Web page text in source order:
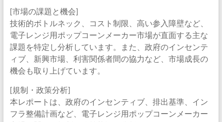
[市場の課題と機会]
技術的ボトルネック、コスト制限、高い参入障壁など、
電子レンジ用ポップコーンメーカー市場が直面する主な
課題を特定し分析しています。また、政府のインセンテ
ィブ、新興市場、利害関係者間の協力など、市場成長の
機会も取り上げています。
[規制・政策分析]
本レポートは、政府のインセンティブ、排出基準、イン
フラ整備計画など、電子レンジ用ポップコーンメーカー